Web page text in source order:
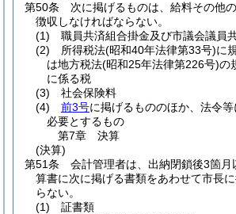
第50条
次に掲げるものは、給料その他
徴収しなければならない。
(1)
職員共済組合掛金及び市議会議員
(2)
所得税法(昭和40年法律第33号)に
は地方税法(昭和25年法律第226号)の
に係る税
(3)
社会保険料
(4)
前3号に掲げるもののほか、法令
必要とするもの
第7章
決算
(決算)
第51条
会計管理者は、出納閉鎖後3箇月
算書に次に掲げる書類をあわせて市長
らない。
(1)
証書類